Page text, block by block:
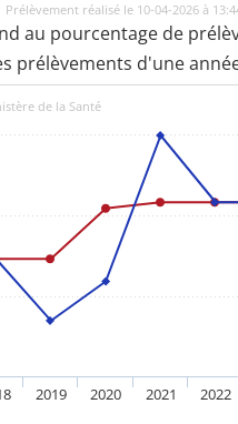
Prélèvement réalisé le 10-04-2026 à
au pourcentage de
prélèvements d'une
de la Santé
2019 2020 2021 2022